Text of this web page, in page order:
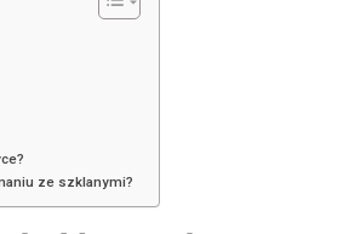
ze szklanymi?